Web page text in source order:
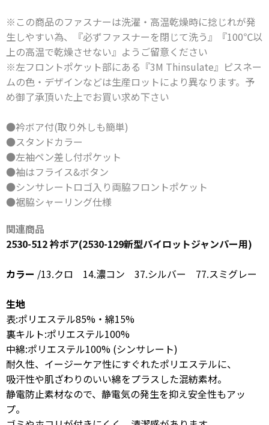
※この商品のファスナーは洗濯・高温乾燥時に捻じれが発
生しやすい為、『必ずファスナーを閉じて洗う』『100℃以
上の高温で乾燥させない』ようご留意ください
※左フロントポケット部にある『3M Thinsulate』ピスネー
ムの色・デザインなどは生産ロットにより異なります。予
め御了承頂いた上でお買い求め下さい
●衿ボア付(取り外しも簡単)
●スタンドカラー
●左袖ペン差し付ポケット
●袖はフライス&ボタン
●シンサレートロゴ入り両脇フロントポケット
●裾脇シャーリング仕様
関連商品
2530-512 衿ボア(2530-129新型パイロットジャンパー用)
カラー /13.クロ 14.濃コン 37.シルバー 77.スミグレー
生地
表:ポリエステル85%・綿15%
裏キルト:ポリエステル100%
中綿:ポリエステル100% (シンサレート)
耐久性、イージーケア性にすぐれたポリエステルに、
吸汗性や肌ざわりのいい綿をプラスした混紡素材。
静電防止素材なので、静電気の発生を抑え安全性もアッ
プ。